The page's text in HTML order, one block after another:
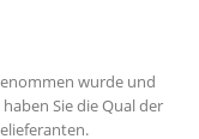
wurde und
Sie die Qual der